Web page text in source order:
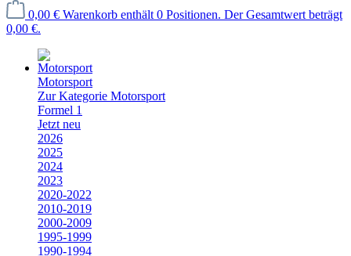
0,00 € Warenkorb enthält 0 Positionen. Der Gesamtwert beträgt
0,00 €.
Motorsport
Zur Kategorie Motorsport
Formel 1
Jetzt neu
2026
2025
2024
2023
2020-2022
2010-2019
2000-2009
1995-1999
1990-1994